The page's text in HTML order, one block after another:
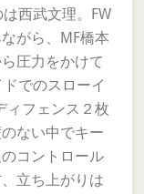
西武文理。FW
がら、MF橋本
圧力をかけて
でのスローイ
ィフェンス２枚
ない中でキー
コントロール
立ち上がりは